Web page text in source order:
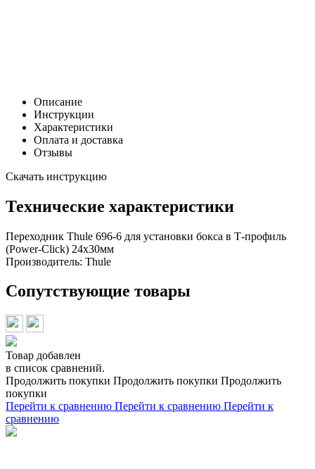
Описание
Инструкции
Характеристики
Оплата и доставка
Отзывы
Скачать инструкцию
Технические характеристики
Переходник Thule 696-6 для установки бокса в Т-профиль
(Power-Click) 24х30мм
Производитель: Thule
Сопутствующие товары
Товар добавлен
в список сравнений.
Продолжить покупки Продолжить покупки Продолжить
покупки
Перейти к сравнению Перейти к сравнению Перейти к
сравнению